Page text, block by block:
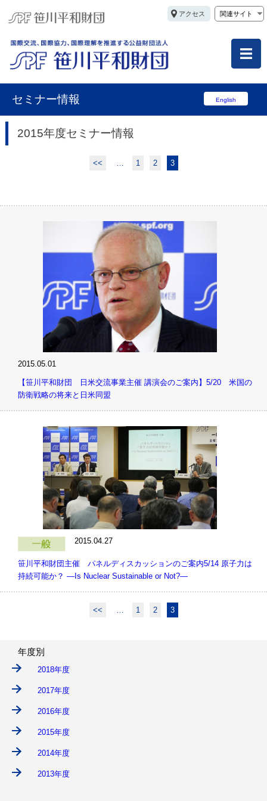
アクセス 関連サイト
セミナー情報 English
2015年度セミナー情報
<< … 1 2 3
2015.05.01
【笹川平和財団 日米交流事業主催 講演会のご案内】5/20 米国の
防衛戦略の将来と日米同盟
2015.04.27
笹川平和財団主催 パネルディスカッションのご案内5/14 原子力は
持続可能か？ ―Is Nuclear Sustainable or Not?―
<< 1 2 3
年度別
2018年度
2017年度
2016年度
2015年度
2014年度
2013年度